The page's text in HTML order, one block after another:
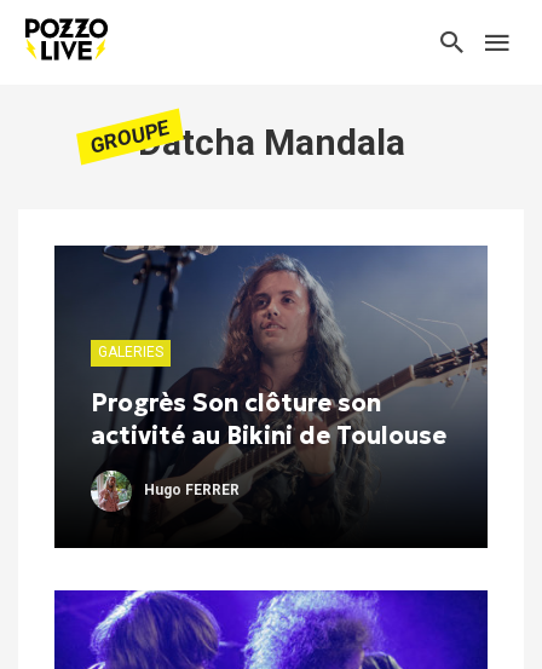
GROUPEDätcha Mandala
GALERIES
Progrès Son clôture son
activité au Bikini de Toulouse
Hugo FERRER